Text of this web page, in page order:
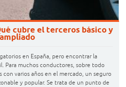
cubre el terceros básico y
en España, pero encontrar la
Para muchos conductores, sobre todo
varios años en el mercado, un seguro
y popular. Se trata de un punto de